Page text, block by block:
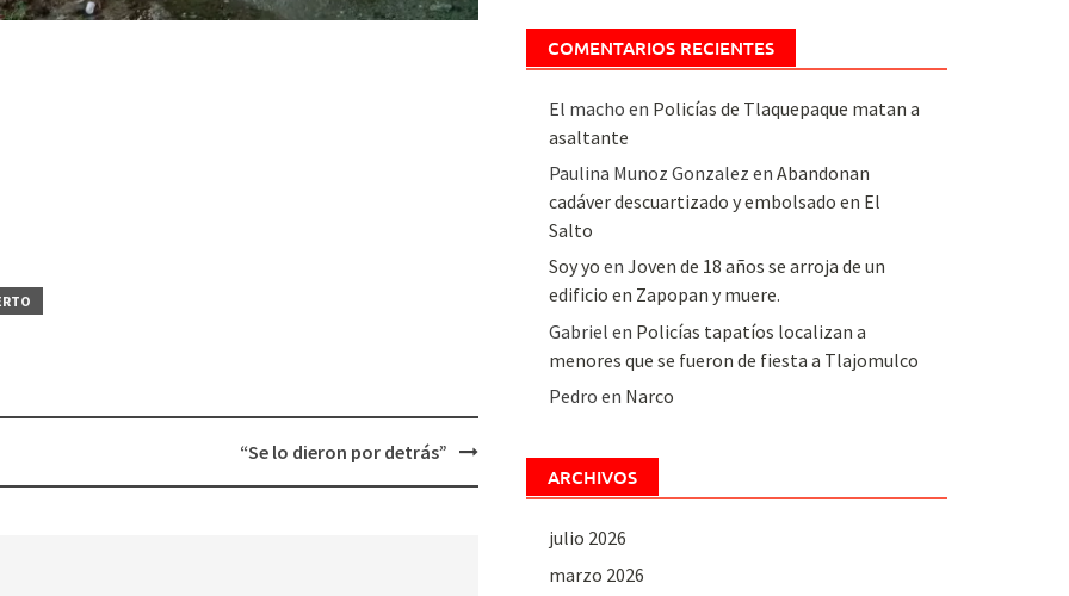
“Se lo dieron por detrás”
COMENTARIOS RECIENTES
El macho en Policías de Tlaquepaque matan a
asaltante
Paulina Munoz Gonzalez en Abandonan
cadáver descuartizado y embolsado en El
Salto
Soy yo en Joven de 18 años se arroja de un
edificio en Zapopan y muere.
Gabriel en Policías tapatíos localizan a
menores que se fueron de fiesta a Tlajomulco
Pedro en Narco
ARCHIVOS
julio 2026
marzo 2026